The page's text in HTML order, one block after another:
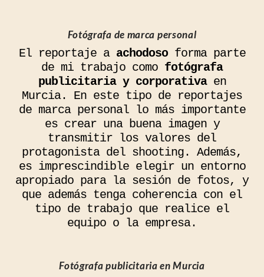
Fotógrafa de marca personal
El reportaje a achodosoforma parte
de mi trabajo como fotógrafa
publicitaria y corporativaen
Murcia. En este tipo de reportajes
de marca personal lo más importante
es crear una buena imagen y
transmitir los valores del
protagonista del shooting. Además,
es imprescindible elegir un entorno
apropiado para la sesión de fotos, y
que además tenga coherencia con el
tipo de trabajo que realice el
equipo o la empresa.
Fotógrafa publicitaria en Murcia